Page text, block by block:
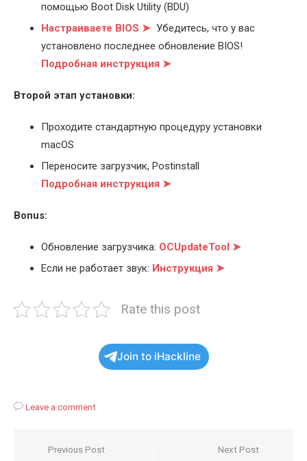
помощью Boot Disk Utility (BDU)
Настраиваете BIOS ➤ Убедитесь, что у вас
установлено последнее обновление BIOS!
Подробная инструкция ➤
Второй этап установки:
Проходите стандартную процедуру установки
macOS
Переносите загрузчик, Postinstall
Подробная инструкция ➤
Bonus:
Обновление загрузчика: OCUpdateTool ➤
Если не работает звук: Инструкция ➤
Rate this post
Join to iHackline
Leave a comment
Навигация
Previous Post Next Post